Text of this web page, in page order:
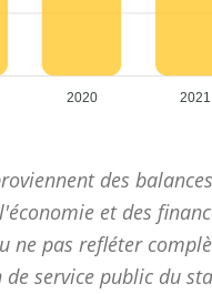
2020 2021
des
et des
ne pas refléter
de service public du